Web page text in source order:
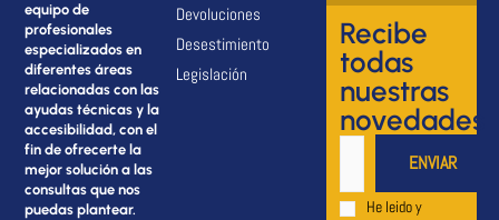
equipo de
profesionales
especializados en
diferentes áreas
relacionadas con las
ayudas técnicas y la
accesibilidad, con el
fin de ofrecerte la
mejor solución a las
consultas que nos
puedas plantear.
Devoluciones
Desestimiento
Legislación
Recibe
todas
nuestras
novedades
He leido y